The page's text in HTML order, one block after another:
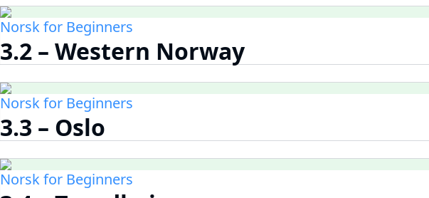
Norsk for Beginners
3.2 – Western Norway
Norsk for Beginners
3.3 – Oslo
Norsk for Beginners